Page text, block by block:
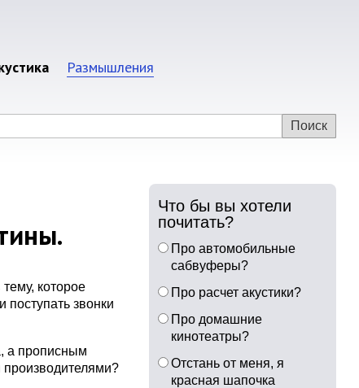
Размышления
которое
звонки
а прописным
Что бы вы хотели
почитать?
Про автомобильные
сабвуферы?
Про расчет акустики?
Про домашние
кинотеатры?
Отстань от меня, я
красная шапочка